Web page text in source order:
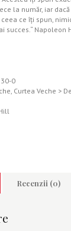
la număr, iar dacă
ce îţi spun,
succes.“ Napoleon
0
Curtea Veche >
Recenzii (0)